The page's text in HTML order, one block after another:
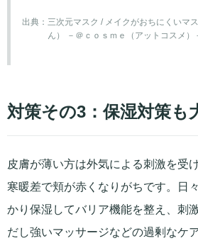
出典： 三次元マスク / メイクがおちにくいマ
ん） －＠ｃｏｓｍｅ（アットコスメ）
対策その3：保湿対策も
皮膚が薄い方は外気による刺激を受
寒暖差で頬が赤くなりがちです。日
かり保湿してバリア機能を整え、刺
だし強いマッサージなどの過剰なケ